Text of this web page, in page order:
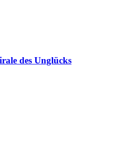
des Unglücks